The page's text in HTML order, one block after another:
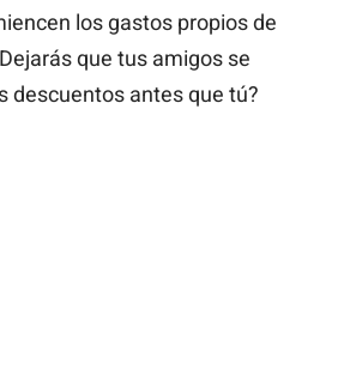
los gastos propios de
que tus amigos se
descuentos antes que tú?